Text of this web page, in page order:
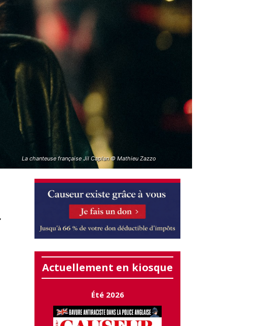
La chanteuse française Jil Caplan © Mathieu Zazzo
Actuellement en kiosque
Été 2026